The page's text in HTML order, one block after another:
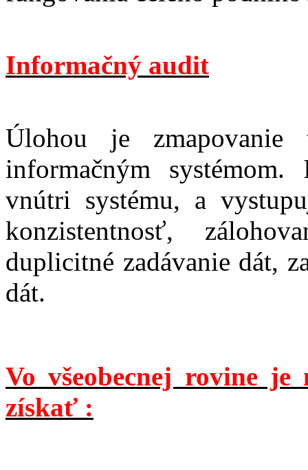
Informačný audit
Úlohou je
informačným
vnútri systému, a
konzistentnosť,
duplicitné zadávanie dát,
dát.
Vo všeobecnej rovine je
získať :